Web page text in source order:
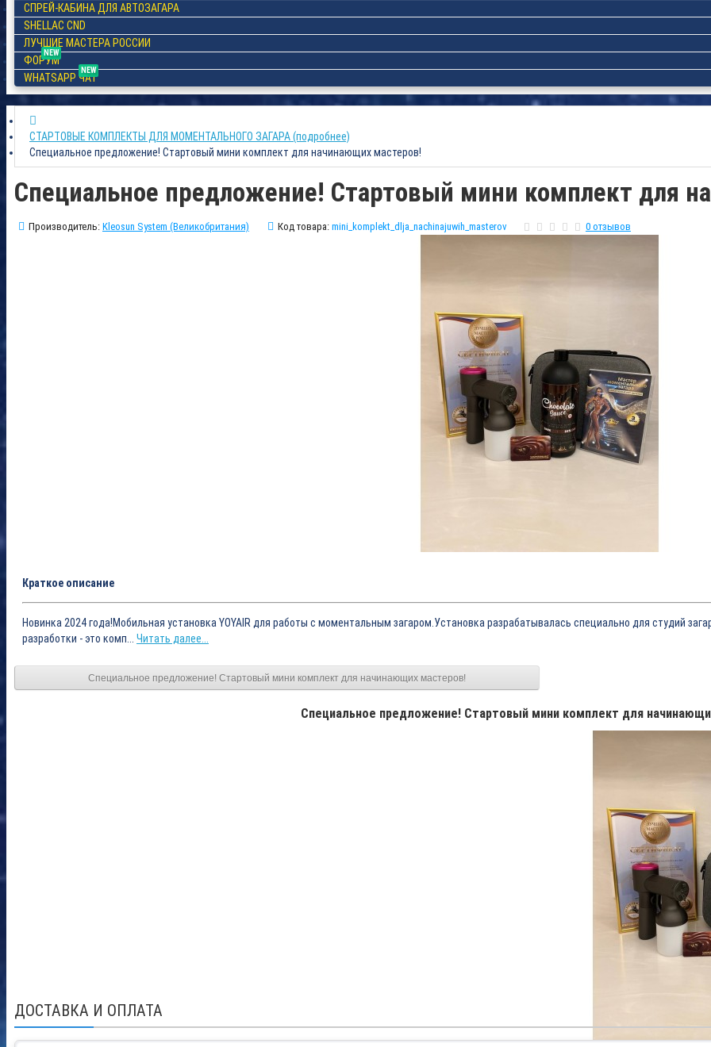
СПРЕЙ-КАБИНА ДЛЯ АВТОЗАГАРА
SHELLAC CND
ЛУЧШИЕ МАСТЕРА РОССИИ
NEW
ФОРУМ
NEW
WHATSAPP ЧАТ
СТАРТОВЫЕ КОМПЛЕКТЫ ДЛЯ МОМЕНТАЛЬНОГО ЗАГАРА (подробнее)
Специальное предложение! Стартовый мини комплект для начинающих мастеров!
Специальное предложение! Стартовый мини комплект для
Производитель: Kleosun System (Великобритания) Код товара: mini_komplekt_dlja_nachinajuwih_masterov 0 отзывов
Краткое описание
Новинка 2024 года!Мобильная установка YOYAIR для работы с моментальным загаром.Установка разрабатывалась специально для студий
разработки - это комп... Читать далее...
Специальное предложение! Стартовый мини комплект для начинающих мастеров!
Специальное предложение! Стартовый мини комплект для
ДОСТАВКА И ОПЛАТА